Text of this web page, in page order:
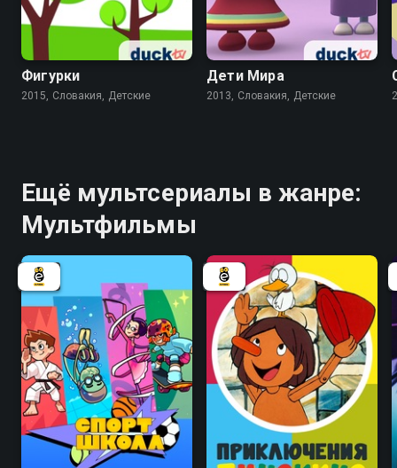
Фигурки
2015, Словакия, Детские
Дети Мира
2013, Словакия, Детские
Ещё мультсериалы в жанре:
Мультфильмы